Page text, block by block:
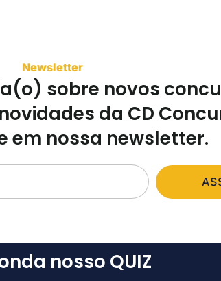
Newsletter
sobre novos
da CD
em nossa newsletter.
nosso QUIZ